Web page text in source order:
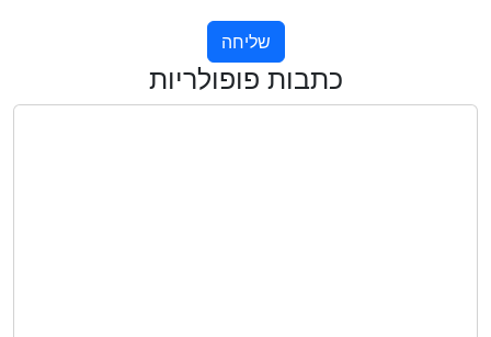
שליחה
כתבות פופולריות